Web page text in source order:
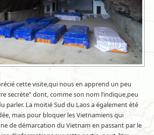
cette visite,qui nous en apprend un peu
secrète” dont, comme son nom l’indique,peu
parler. La moitié Sud du Laos a également été
mais pour bloquer les Vietnamiens qui
de démarcation du Vietnam en passant par le